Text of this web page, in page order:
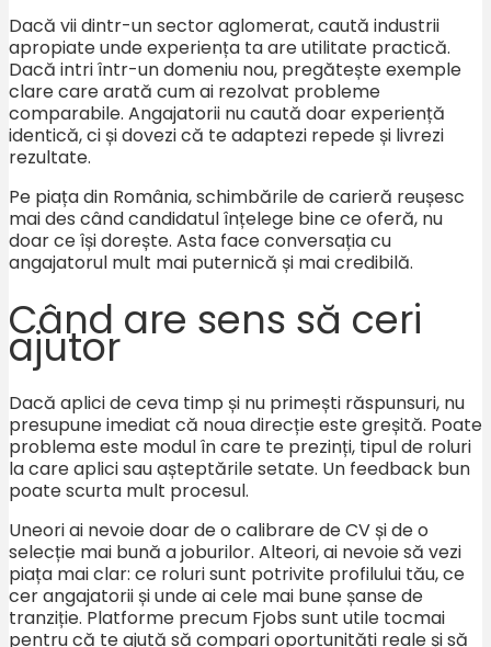
Dacă vii dintr-un sector aglomerat, caută industrii
apropiate unde experiența ta are utilitate practică.
Dacă intri într-un domeniu nou, pregătește exemple
clare care arată cum ai rezolvat probleme
comparabile. Angajatorii nu caută doar experiență
identică, ci și dovezi că te adaptezi repede și livrezi
rezultate.
Pe piața din România, schimbările de carieră reușesc
mai des când candidatul înțelege bine ce oferă, nu
doar ce își dorește. Asta face conversația cu
angajatorul mult mai puternică și mai credibilă.
Când are sens să ceri
ajutor
Dacă aplici de ceva timp și nu primești răspunsuri, nu
presupune imediat că noua direcție este greșită. Poate
problema este modul în care te prezinți, tipul de roluri
la care aplici sau așteptările setate. Un feedback bun
poate scurta mult procesul.
Uneori ai nevoie doar de o calibrare de CV și de o
selecție mai bună a joburilor. Alteori, ai nevoie să vezi
piața mai clar: ce roluri sunt potrivite profilului tău, ce
cer angajatorii și unde ai cele mai bune șanse de
tranziție. Platforme precum Fjobs sunt utile tocmai
pentru că te ajută să compari oportunități reale și să